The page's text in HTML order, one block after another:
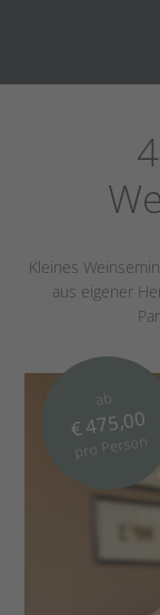
Kleines
aus eigener
ab
€ 475,00
pro Person